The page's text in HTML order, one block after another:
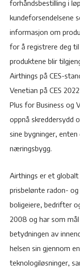
forhåndsbestilling i
kundeforsendelsene
informasjon om
for å registrere deg
produktene blir
Airthings på CES-
Venetian på CES
Plus for Business og
oppnå skreddersydd
sine bygninger,
næringsbygg.
Airthings er et
prisbelønte radon-
boligeiere, bedrifter
2008 og har som
betydningen av
helsen sin gjennom
teknologiløsninger,